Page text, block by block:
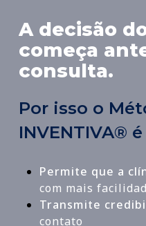
A decisão
começa
consulta.
Por isso o
INVENTIVA®
Permite que a
com mais
Transmite
contato